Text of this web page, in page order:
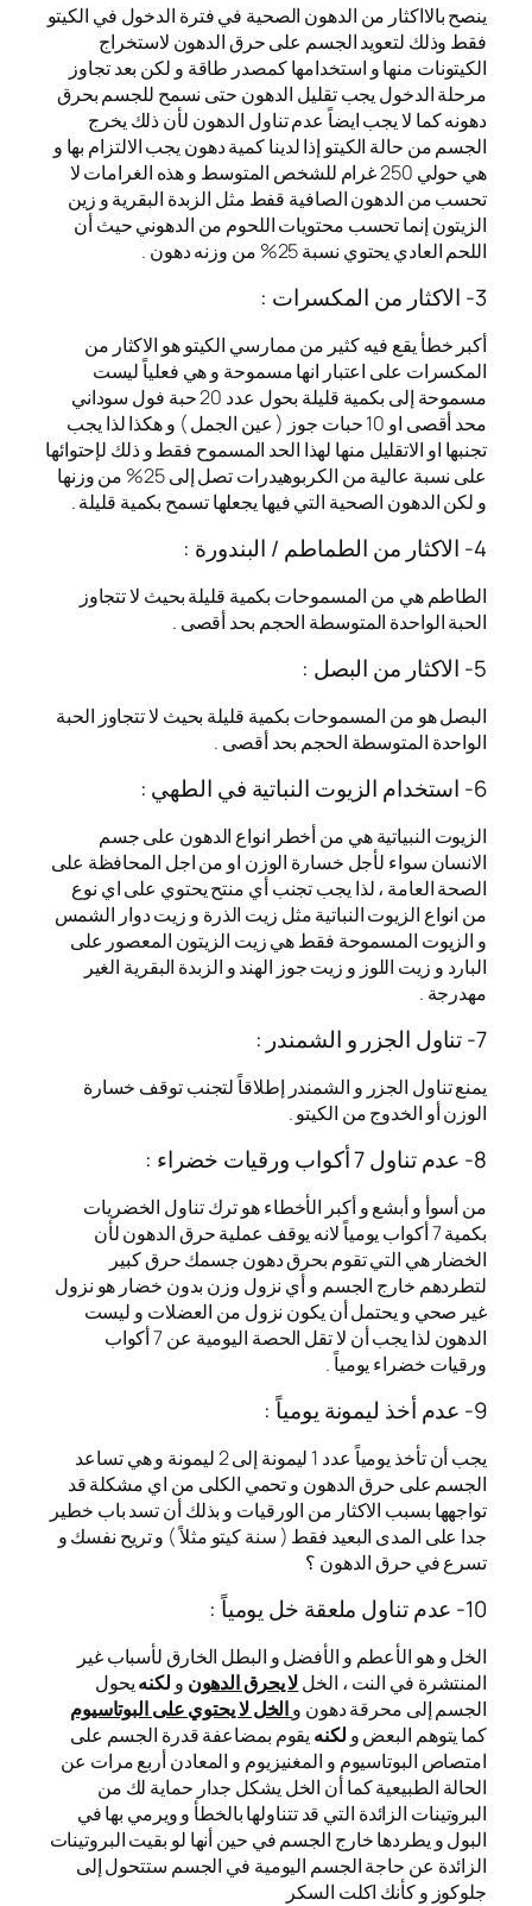
ينصح بالااكثار من الدهون الصحية في فترة الدخول في الكيتو
فقط وذلك لتعويد الجسم على حرق الدهون لاستخراج
الكيتونات منها و استخدامها كمصدر طاقة و لكن بعد تجاوز
مرحلة الدخول يجب تقليل الدهون حتى نسمح للجسم بحرق
دهونه كما لا يجب ايضاً عدم تناول الدهون لأن ذلك يخرج
الجسم من حالة الكيتو إذا لدينا كمية دهون يجب الالتزام بها و
هي حولي 250 غرام للشخص المتوسط و هذه الغرامات لا
تحسب من الدهون الصافية قفط مثل الزبدة البقرية و زين
الزيتون إنما تحسب محتويات اللحوم من الدهوني حيث أن
اللحم العادي يحتوي نسبة 25% من وزنه دهون .
3- الاكثار من المكسرات :
أكبر خطأ يقع فيه كثير من ممارسي الكيتو هو الاكثار من
المكسرات على اعتبار انها مسموحة و هي فعلياً ليست
مسموحة إلى بكمية قليلة بحول عدد 20 حبة فول سوداني
محد أقصى او 10 حبات جوز ( عين الجمل ) و هكذا لذا يجب
تجنبها او الاتقليل منها لهذا الحد المسموح فقط و ذلك لإحتوائها
على نسبة عالية من الكربوهيدرات تصل إلى 25% من وزنها
و لكن الدهون الصحية التي فيها يجعلها تسمح بكمية قليلة .
4- الاكثار من الطماطم / البندورة :
الطاطم هي من المسموحات بكمية قليلة بحيث لا تتجاوز
الحبة الواحدة المتوسطة الحجم بحد أقصى .
5- الاكثار من البصل :
البصل هو من المسموحات بكمية قليلة بحيث لا تتجاوز الحبة
الواحدة المتوسطة الحجم بحد أقصى .
6- استخدام الزيوت النباتية في الطهي :
الزيوت النبياتية هي من أخطر انواع الدهون على جسم
الانسان سواء لأجل خسارة الوزن او من اجل المحافظة على
الصحة العامة ، لذا يجب تجنب أي منتح يحتوي على اي نوع
من انواع الزيوت النباتية مثل زيت الذرة و زيت دوار الشمس
و الزيوت المسموحة فقط هي زيت الزيتون المعصور على
البارد و زيت اللوز و زيت جوز الهند و الزبدة البقرية الغير
مهدرجة .
7- تناول الجزر و الشمندر :
يمنع تناول الجزر و الشمندر إطلاقاً لتجنب توقف خسارة
الوزن أو الخدوج من الكيتو .
8- عدم تناول 7 أكواب ورقيات خضراء :
من أسوأ و أبشع و أكبر الأخطاء هو ترك تناول الخضريات
بكمية 7 أكواب يومياً لانه يوقف عملية حرق الدهون لأن
الخضار هي التي تقوم بحرق دهون جسمك حرق كبير
لتطردهم خارج الجسم و أي نزول وزن بدون خضار هو نزول
غير صحي و يحتمل أن يكون نزول من العضلات و ليست
الدهون لذا يجب أن لا تقل الحصة اليومية عن 7 أكواب
ورقيات خضراء يومياً .
9- عدم أخذ ليمونة يومياً :
يجب أن تأخذ يومياً عدد 1 ليمونة إلى 2 ليمونة و هي تساعد
الجسم على حرق الدهون و تحمي الكلى من اي مشكلة قد
تواجهها بسبب الاكثار من الورقيات و بذلك أن تسد باب خطير
جدا على المدى البعيد فقط ( سنة كيتو مثلاً ) و تريح نفسك و
تسرع في حرق الدهون ؟
10- عدم تناول ملعقة خل يومياً :
الخل و هو الأعطم و الأفضل و البطل الخارق لأسباب غير
المنتشرة في النت ، الخللا يحرق الدهون و لكنهيحول
الجسم إلى محرقة دهون والخل لا يحتوي على البوتاسيوم
كما يتوهم البعض و لكنه يقوم بمضاعفة قدرة الجسم على
امتصاص البوتاسيوم و المغنيزيوم و المعادن أربع مرات عن
الحالة الطبيعية كما أن الخل يشكل جدار حماية لك من
البروتينات الزائدة التي قد تتناولها بالخطأ و ويرمي بها في
البول و يطردها خارج الجسم في حين أنها لو بقيت البروتينات
الزائدة عن حاجة الجسم اليومية في الجسم ستتحول إلى
جلوكوز و كأنك اكلت السكر